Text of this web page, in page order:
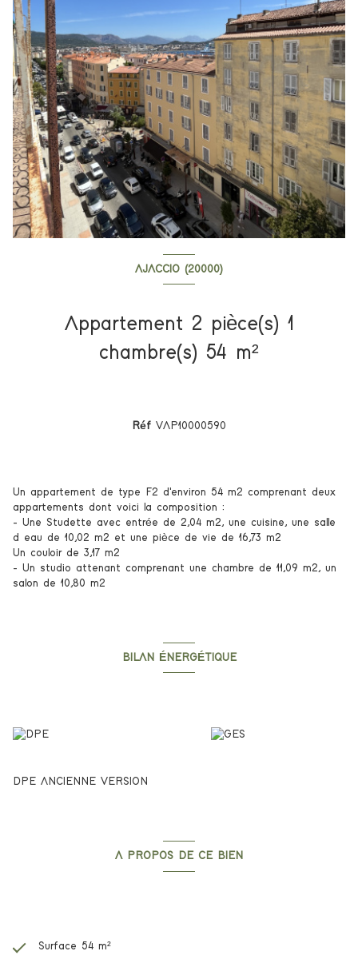
AJACCIO (20000)
Appartement 2 pièce(s) 1
chambre(s) 54 m²
Réf VAP10000590
Un appartement de type F2 d'environ 54 m2 comprenant deux
appartements dont voici la composition :
- Une Studette avec entrée de 2,04 m2, une cuisine, une salle
d eau de 10,02 m2 et une pièce de vie de 16,73 m2
Un couloir de 3,17 m2
- Un studio attenant comprenant une chambre de 11,09 m2, un
salon de 10,80 m2
BILAN ÉNERGÉTIQUE
DPE ANCIENNE VERSION
A PROPOS DE CE BIEN
Surface 54 m²